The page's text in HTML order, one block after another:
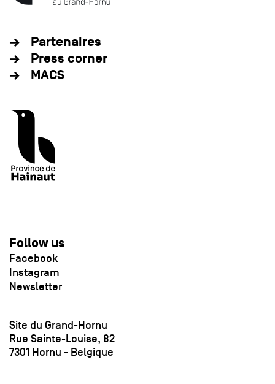
Partenaires
Press corner
MACS
Follow us
Facebook
Instagram
Newsletter
Site du Grand-Hornu
Rue Sainte-Louise, 82
7301 Hornu - Belgique